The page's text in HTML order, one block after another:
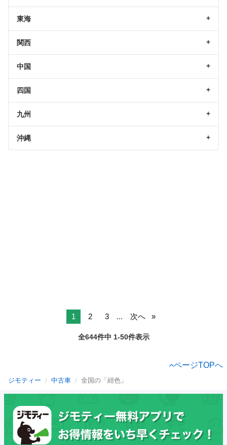
東海
関西
中国
四国
九州
沖縄
1 2 3 ... 次へ
全644件中 1-50件表示
ページTOPへ
ジモティー 中古車 全国の「紺色」